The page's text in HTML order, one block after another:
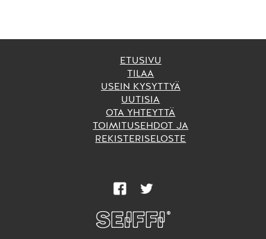
ETUSIVU
TILAA
USEIN KYSYTTYÄ
UUTISIA
OTA YHTEYTTÄ
TOIMITUSEHDOT JA
REKISTERISELOSTE